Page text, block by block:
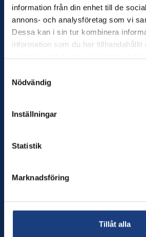
information från din enhet till de
annons- och analysföretag som vi
Dessa kan i sin tur kombinera
information som du har tillhandahållit
samlat in när du har använt deras
Nödvändig
Inställningar
Statistik
Marknadsföring
Tillåt alla
Wången
Wången utbildar dig som älskar
hästnära upplevelser för alla.
Månd–torsd. kl. 8–16, fred kl. 8–12
Utbildningar
Brukshästcentrum